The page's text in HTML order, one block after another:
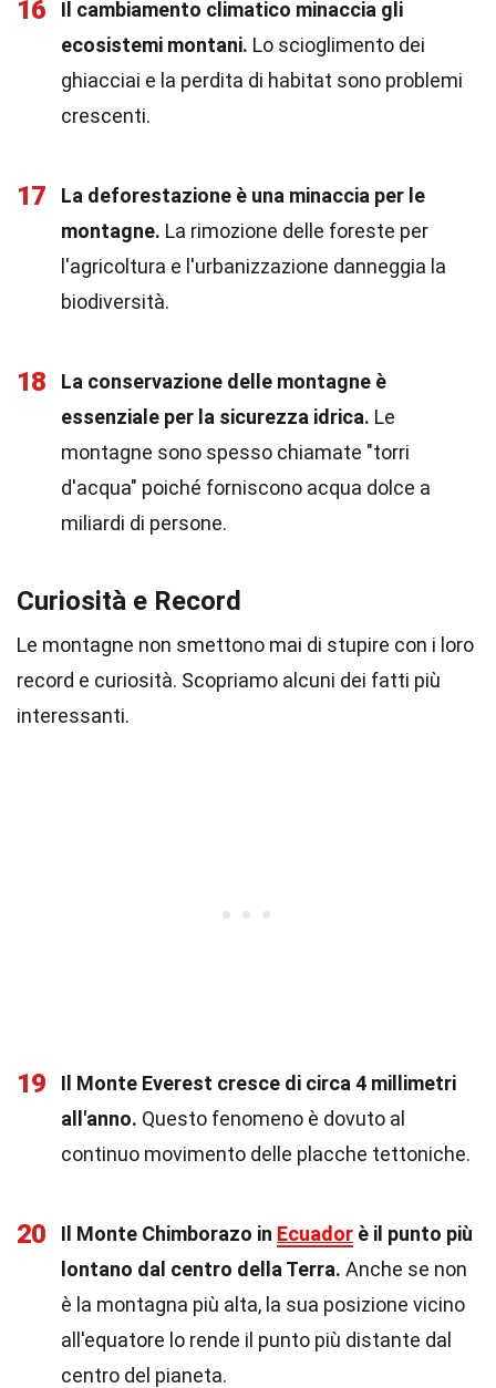
16
Il cambiamento climatico minaccia gli
ecosistemi montani. Lo scioglimento dei
ghiacciai e la perdita di habitat sono problemi
crescenti.
17
La deforestazione è una minaccia per le
montagne. La rimozione delle foreste per
l'agricoltura e l'urbanizzazione danneggia la
biodiversità.
18
La conservazione delle montagne è
essenziale per la sicurezza idrica. Le
montagne sono spesso chiamate "torri
d'acqua" poiché forniscono acqua dolce a
miliardi di persone.
Curiosità e Record
Le montagne non smettono mai di stupire con i loro
record e curiosità. Scopriamo alcuni dei fatti più
interessanti.
19
Il Monte Everest cresce di circa 4 millimetri
all'anno. Questo fenomeno è dovuto al
continuo movimento delle placche tettoniche.
20 Il Monte Chimborazo in Ecuador è il punto più
lontano dal centro della Terra. Anche se non
è la montagna più alta, la sua posizione vicino
all'equatore lo rende il punto più distante dal
centro del pianeta.